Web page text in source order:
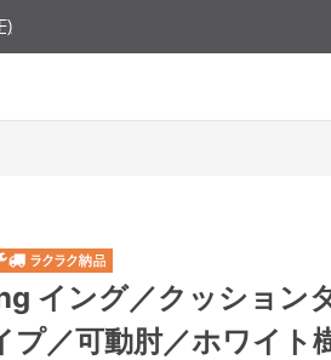
イング／クッション
プ／可動肘／ホワイト